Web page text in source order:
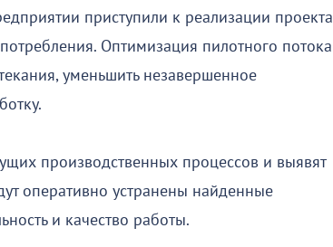
приступили к реализации проекта
Оптимизация пилотного потока
уменьшить незавершенное
производственных процессов и выявят
оперативно устранены найденные
и качество работы.